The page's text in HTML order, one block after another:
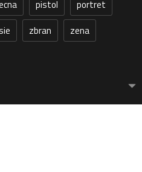
pistol
portret
zbran
zena